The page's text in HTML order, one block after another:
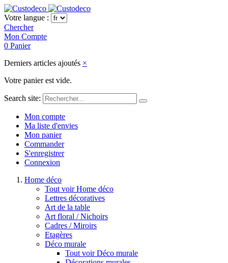
Votre langue :
Chercher
Mon Compte
0 Panier
Derniers articles ajoutés ×
Votre panier est vide.
Search site:
Mon compte
Ma liste d'envies
Mon panier
Commander
S'enregistrer
Connexion
Home déco
Tout voir Home déco
Lettres décoratives
Art de la table
Art floral / Nichoirs
Cadres / Miroirs
Etagères
Déco murale
Tout voir Déco murale